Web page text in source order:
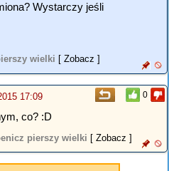
Wystarczy jeśli
wielki [ Zobacz ]
0
17:09
co? :D
pierszy wielki [ Zobacz ]